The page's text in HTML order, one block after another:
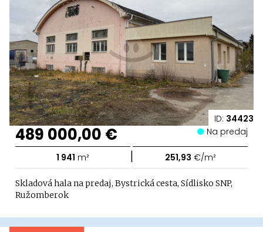
ID: 34423
489 000,00 € Na predaj
1 941 m² | 251,93 €/m²
Skladová hala na predaj, Bystrická cesta, Sídlisko SNP,
Ružomberok